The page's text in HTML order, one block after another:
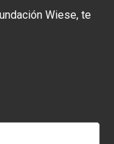
Wiese, te